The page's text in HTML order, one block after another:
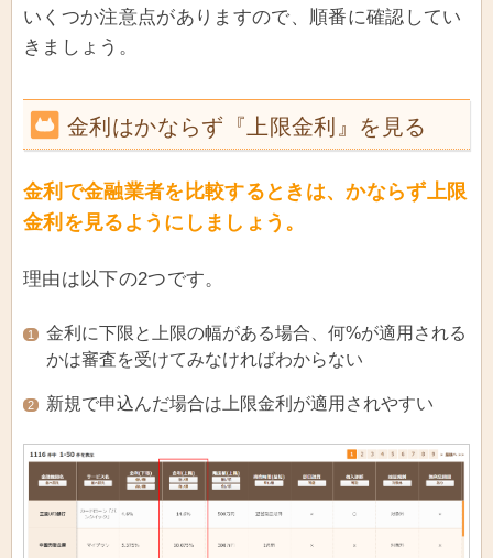
いくつか注意点がありますので、順番に確認してい
きましょう。
金利はかならず『上限金利』を見る
金利で金融業者を比較するときは、かならず上限
金利を見るようにしましょう。
理由は以下の2つです。
1
金利に下限と上限の幅がある場合、何%が適用される
かは審査を受けてみなければわからない
2 新規で申込んだ場合は上限金利が適用されやすい